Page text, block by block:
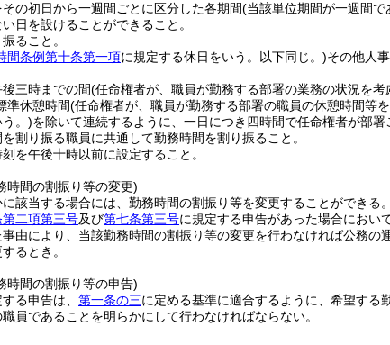
の初日から一週間ごとに区分した各期間(当該単位期間が一週間
日を設けることができること。
ること。
間条例第十条第一項に規定する休日をいう。以下同じ。)その他人
三時までの間(任命権者が、職員が勤務する部署の業務の状況を
準休憩時間(任命権者が、職員が勤務する部署の職員の休憩時間等
。)を除いて連続するように、一日につき四時間で任命権者が部
割り振る職員に共通して勤務時間を割り振ること。
を午後十時以前に設定すること。
時間の割振り等の変更)
該当する場合には、勤務時間の割振り等を変更することができる。
二項第三号及び第七条第三号に規定する申告があった場合におい
由により、当該勤務時間の割振り等の変更を行わなければ公務の
るとき。
時間の割振り等の申告)
る申告は、 第一条の三に定める基準に適合するように、希望する
職員であることを明らかにして行わなければならない。